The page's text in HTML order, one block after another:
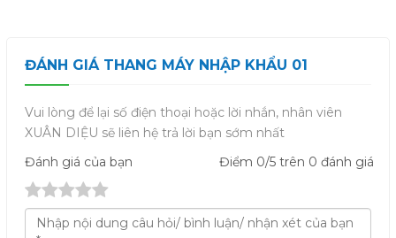
ĐÁNH GIÁ THANG MÁY NHẬP KHẨU 01
Vui lòng để lại số điện thoại hoặc lời nhắn, nhân viên
XUÂN DIỆU sẽ liên hệ trả lời bạn sớm nhất
Đánh giá của bạn Điểm 0/5 trên 0 đánh giá